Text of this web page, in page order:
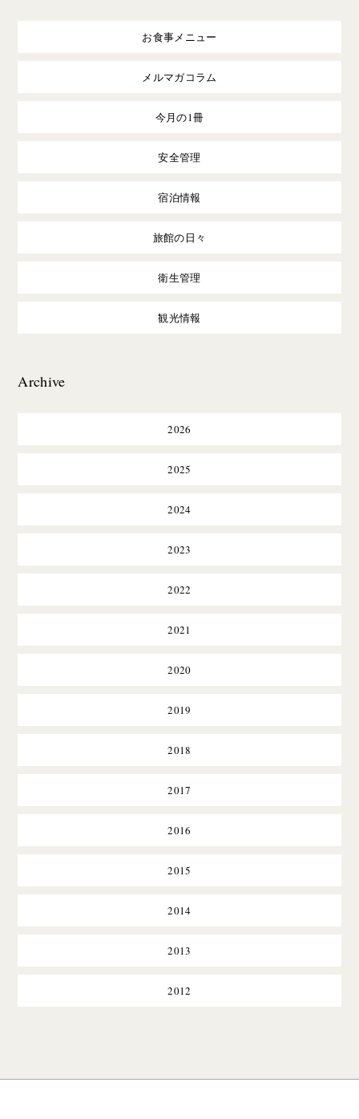
お食事メニュー
メルマガコラム
今月の1冊
安全管理
宿泊情報
旅館の日々
衛生管理
観光情報
Archive
2026
2025
2024
2023
2022
2021
2020
2019
2018
2017
2016
2015
2014
2013
2012